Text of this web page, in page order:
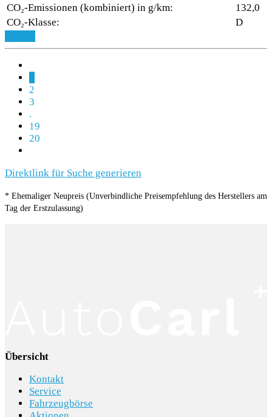
CO₂-Emissionen (kombiniert) in g/km:
132,0
CO₂-Klasse:
D
2
3
.
19
20
Direktlink für Suche generieren
* Ehemaliger Neupreis (Unverbindliche Preisempfehlung des Herstellers am
Tag der Erstzulassung)
Übersicht
Kontakt
Service
Fahrzeugbörse